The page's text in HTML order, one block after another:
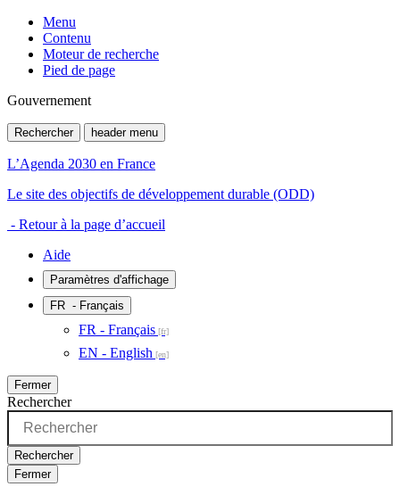
Menu
Contenu
Moteur de recherche
Pied de page
Gouvernement
Rechercher header menu
L’Agenda 2030 en France
Le site des objectifs de développement durable (ODD)
- Retour à la page d’accueil
Aide
Paramètres d'affichage
FR - Français
FR - Français
EN - English
Fermer
Rechercher
Rechercher
Fermer